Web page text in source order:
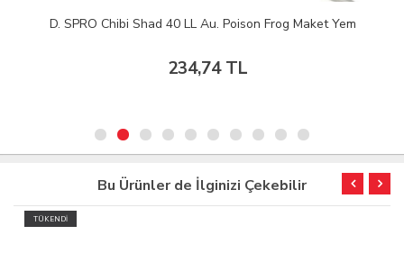
D. SPRO Chibi Shad 40 LL Au. Poison Frog Maket Yem
234,74 TL
Bu Ürünler de İlginizi Çekebilir
TÜKENDİ